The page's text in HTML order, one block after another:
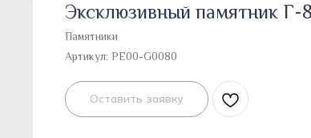
Эксклюзивный памятник Г-8
Памятники
Артикул: PE00-G0080
Оставить заявку